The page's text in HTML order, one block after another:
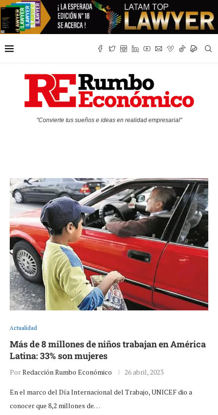
"Convierte tus sueños e ideas en realidad empresarial"
Actualidad
Más de 8 millones de niños trabajan en América
Latina: 33% son mujeres
PorRedacción Rumbo Económico 26 abril, 2023
En el marco del Día Internacional del Trabajo, UNICEF dio a
conocer que 8,2 millones de…